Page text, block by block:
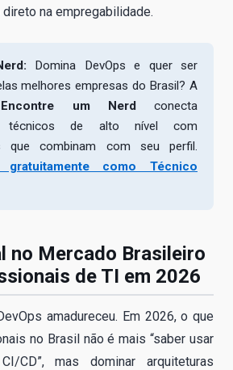
na empregabilidade.
Domina DevOps e quer ser
melhores empresas do Brasil? A
Encontre um Nerdconecta
técnicos de alto nível com
que combinam com seu perfil.
gratuitamente como Técnico
no Mercado Brasileiro
de TI em 2026
amadureceu. Em 2026, o que
no Brasil não é mais “saber usar
CD”, mas dominar arquiteturas